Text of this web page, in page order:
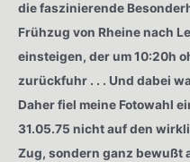
die faszinierende
Frühzug von Rheine nach
einsteigen, der um 10:20h
zurückfuhr . . . Und dabei
Daher fiel meine Fotowahl
31.05.75 nicht auf den
Zug, sondern ganz bewußt